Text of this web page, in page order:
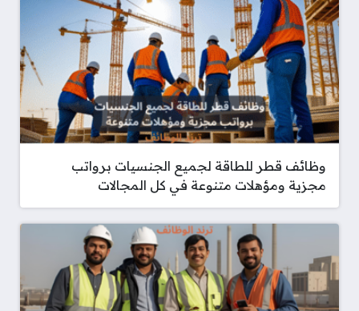
وظائف قطر للطاقة لجميع الجنسيات برواتب
مجزية ومؤهلات متنوعة في كل المجالات